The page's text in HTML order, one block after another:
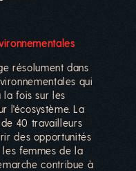
résolument dans
qui
fois sur les
l'écosystème. La
40 travailleurs
des opportunités
femmes de la
contribue à